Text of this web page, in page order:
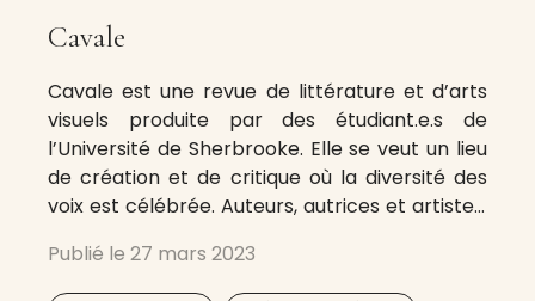
Cavale
Cavale est une revue de littérature et d’arts
visuels produite par des étudiant.e.s de
l’Université de Sherbrooke. Elle se veut un lieu
de création et de critique où la diversité des
voix est célébrée. Auteurs, autrices et artistes,
non l’Université de Sherbrooke, sont invité-e-s
à soumettre textes, images, vidéo,
Publié le 27 mars 2023